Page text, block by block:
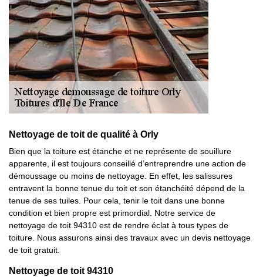
Nettoyage de toit de qualité à Orly
Bien que la toiture est étanche et ne représente de souillure
apparente, il est toujours conseillé d’entreprendre une action de
démoussage ou moins de nettoyage. En effet, les salissures
entravent la bonne tenue du toit et son étanchéité dépend de la
tenue de ses tuiles. Pour cela, tenir le toit dans une bonne
condition et bien propre est primordial. Notre service de
nettoyage de toit 94310 est de rendre éclat à tous types de
toiture. Nous assurons ainsi des travaux avec un devis nettoyage
de toit gratuit.
Nettoyage de toit 94310